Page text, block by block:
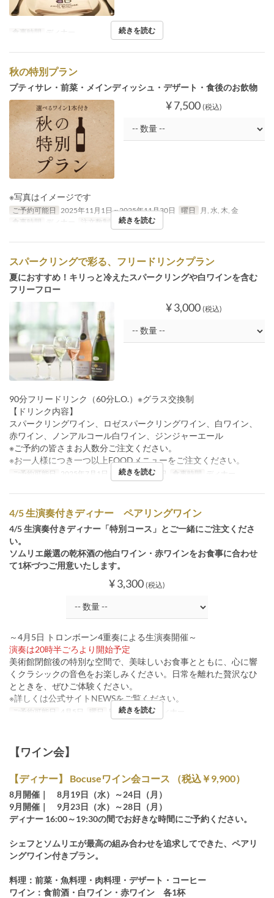
食事時間 ディナー 続きを読む
秋の特別プラン
プティサレ・前菜・メインディッシュ・デザート・食後のお飲物
¥ 7,500 (税込)
※写真はイメージです
ご予約可能日 2025年11月1日 ~ 2025年11月30日 曜日
月, 水, 木, 金
食事時間
ディナー 注文数制限 ~ 4
続きを読む
スパークリングで彩る、フリードリンクプラン
夏におすすめ！キリっと冷えたスパークリングや白ワインを含む
フリーフロー
¥ 3,000 (税込)
90分フリードリンク（60分L.O.）※グラス交換制
【ドリンク内容】
スパークリングワイン、ロゼスパークリングワイン、白ワイン、
赤ワイン、ノンアルコール白ワイン、ジンジャーエール
※ご予約の皆さまお人数分ご注文ください。
※お一人様につき一つ以上FOODメニューをご注文ください。
ご予約可能日 2025年7月1日 ~ 2025年8月31日 食事時間 ディナー
続きを読む
4/5 生演奏付きディナー ペアリングワイン
4/5 生演奏付きディナー「特別コース」とご一緒にご注文くださ
い。
ソムリエ厳選の乾杯酒の他白ワイン・赤ワインをお食事に合わせ
て1杯づつご用意いたします。
¥ 3,300 (税込)
～4月5日 トロンボーン4重奏による生演奏開催～
演奏は20時半ごろより開始予定
美術館閉館後の特別な空間で、美味しいお食事とともに、心に響
くクラシックの音色をお楽しみください。日常を離れた贅沢なひ
とときを、ぜひご体験ください。
※詳しくは公式サイトNEWSをご覧ください。
ご予約可能日 4月5日 曜日 日 食事時間 ディナー
続きを読む
【ワイン会】
【ディナー】 Bocuseワイン会コース （税込￥9,900）
8月開催｜ 8月19日（水）～24日（月）
9月開催｜ 9月23日（水）～28日（月）
ディナー 16:00～19:30の間でお好きな時間にご予約ください。
シェフとソムリエが最高の組み合わせを追求してできた、ペアリ
ングワイン付きプラン。
料理：前菜・魚料理・肉料理・デザート・コーヒー
ワイン：食前酒・白ワイン・赤ワイン 各1杯